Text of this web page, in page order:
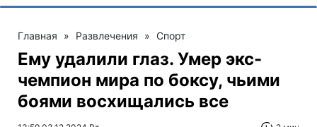
Главная » Развлечения » Спорт
Ему удалили глаз. Умер экс-
чемпион мира по боксу, чьими
боями восхищались все